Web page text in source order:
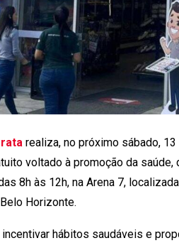
realiza, no próximo sábado,
voltado à promoção da
8h às 12h, na Arena 7,
Horizonte.
hábitos saudáveis e